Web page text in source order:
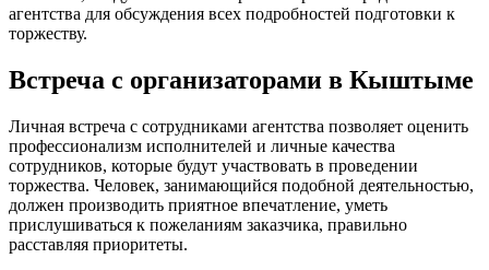
агентства для обсуждения всех подробностей подготовки к
торжеству.
Встреча с организаторами в Кыштыме
Личная встреча с сотрудниками агентства позволяет оценить
профессионализм исполнителей и личные качества
сотрудников, которые будут участвовать в проведении
торжества. Человек, занимающийся подобной деятельностью,
должен производить приятное впечатление, уметь
прислушиваться к пожеланиям заказчика, правильно
расставляя приоритеты.